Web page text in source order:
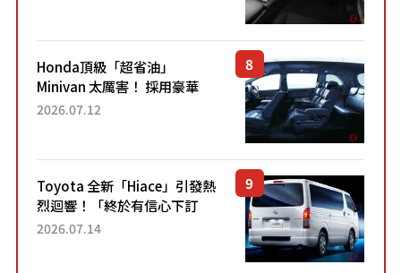
Honda頂級「超省油」
Minivan 太厲害！ 採用豪華
「真皮座椅」與專屬「黑色內
「三...
2026.07.12
Toyota 全新「Hiace」引發熱
烈迴響！「終於有信心下訂
了！」「哪個等級交車最
2026.07.14